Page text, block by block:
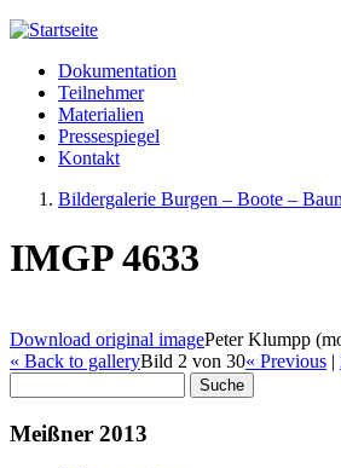
Jump to navigation
Meißner 2013
Hauptmenü
Dokumentation
Teilnehmer
Materialien
Pressespiegel
Kontakt
Bildergalerie Burgen – Boote –
IMGP 4633
Download original imagePeter Klumpp
« Back to galleryBild 2 von 30« Previous |
Meißner 2013